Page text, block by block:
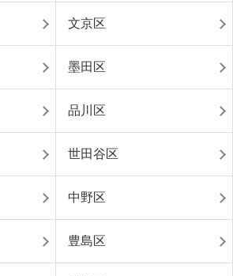
文京区
墨田区
品川区
世田谷区
中野区
豊島区